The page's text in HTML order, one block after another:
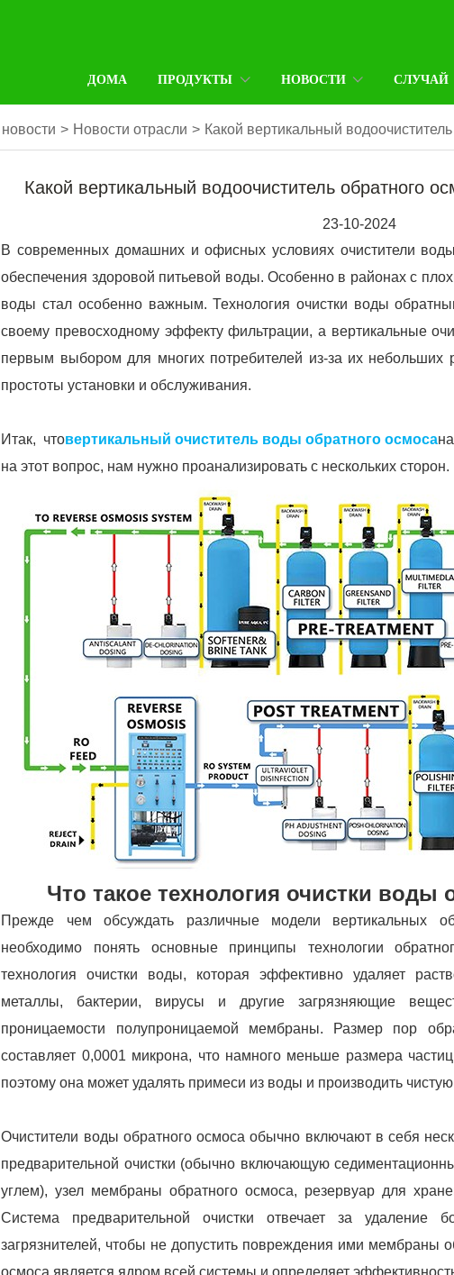
ДОМА ПРОДУКТЫ НОВОСТИ СЛУЧАЙ
новости > Новости отрасли > Какой вертикальный
Какой вертикальный водоочиститель обратного
23-10-2024
В современных домашних и офисных условиях очистители
обеспечения здоровой питьевой воды. Особенно в районах с
воды стал особенно важным. Технология очистки воды
своему превосходному эффекту фильтрации, а вертикальные
первым выбором для многих потребителей из-за их небольших
простоты установки и обслуживания.
Итак, чтовертикальный очиститель воды обратного осмоса
на этот вопрос, нам нужно проанализировать с нескольких сторон.
Что такое технология очистки
Прежде чем обсуждать различные модели вертикальных
необходимо понять основные принципы технологии
технология очистки воды, которая эффективно удаляет
металлы, бактерии, вирусы и другие загрязняющие
проницаемости полупроницаемой мембраны. Размер пор
составляет 0,0001 микрона, что намного меньше размера
поэтому она может удалять примеси из воды и производить чистую
Очистители воды обратного осмоса обычно включают в себя
предварительной очистки (обычно включающую
углем), узел мембраны обратного осмоса, резервуар для
Система предварительной очистки отвечает за удаление
загрязнителей, чтобы не допустить повреждения ими мембраны
осмоса является ядром всей системы и определяет